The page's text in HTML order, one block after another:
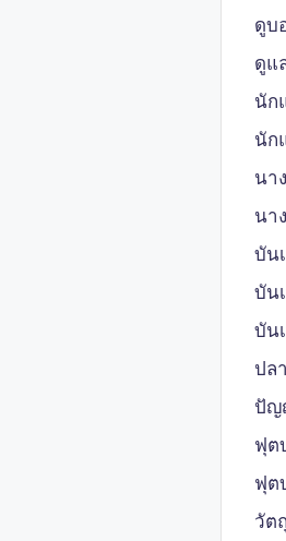
ดูบ
ดูแ
นัก
นัก
นา
นา
บัน
บัน
บัน
ปล
ปัญ
ฟุต
ฟุต
วัต